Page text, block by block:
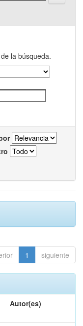
la búsqueda.
1 siguiente
Autor(es)